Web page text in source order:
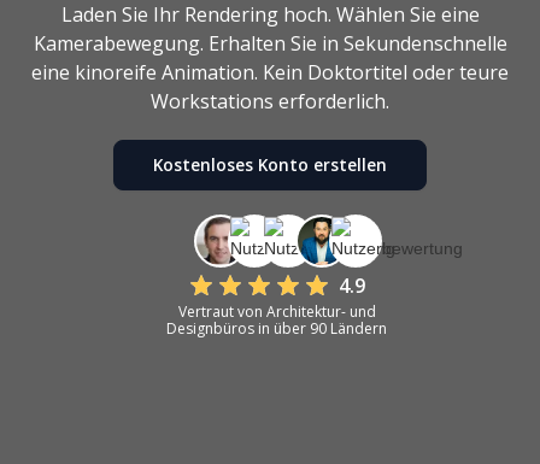
Laden Sie Ihr Rendering hoch. Wählen Sie eine
Kamerabewegung. Erhalten Sie in Sekundenschnelle
eine kinoreife Animation. Kein Doktortitel oder teure
Workstations erforderlich.
Kostenloses Konto erstellen
4.9
Vertraut von Architektur- und
Designbüros in über 90 Ländern